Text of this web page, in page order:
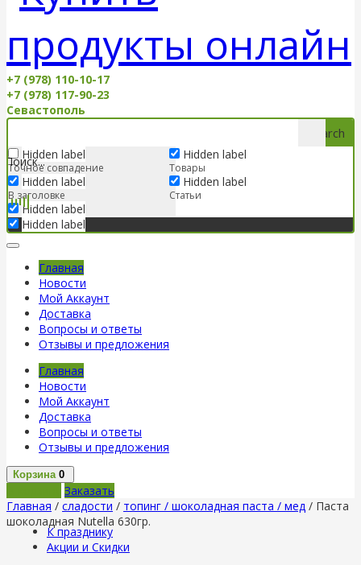
+7 (978) 110-10-17
+7 (978) 117-90-23
Севастополь
Search
Hidden label
Точное совпадение
Hidden label
В заголовке
Hidden label
Hidden label
Hidden label
Товары
Hidden label
Статьи
Главная
Новости
Мой Аккаунт
Доставка
Вопросы и ответы
Отзывы и предложения
Главная
Новости
Мой Аккаунт
Доставка
Вопросы и ответы
Отзывы и предложения
Корзина 0
Заказать
Главная / сладости / топинг / шоколадная паста / мед / Паста
шоколадная Nutella 630гр.
К празднику
Акции и Скидки